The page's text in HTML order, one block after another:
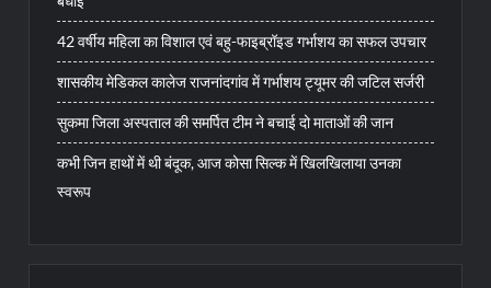
42 वर्षीय महिला का विशाल एवं बहु-फाइब्रॉइड गर्भाशय का सफल उपचार
शासकीय मेडिकल कालेज राजनांदगांव में गर्भाशय ट्यूमर की जटिल सर्जरी
सुकमा जिला अस्पताल की समर्पित टीम ने बचाई दो माताओं की जान
कभी जिन हाथों में थी बंदूक, आज कोसा सिल्क में खिलखिलाया उनका
स्वरूप